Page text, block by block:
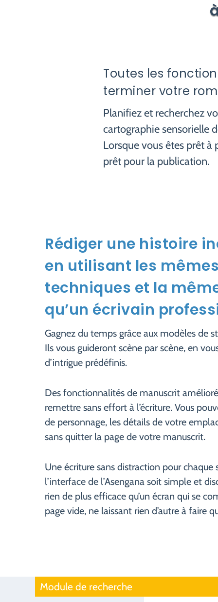
Toutes les
terminer votre
Planifiez et recherchez
cartographie sensorielle
Lorsque vous êtes prêt
prêt pour la publication.
Rédiger une histoire
en utilisant les mêmes
techniques et la
qu’un écrivain
Gagnez du temps grâce aux modèles de
Ils vous guideront scène par scène, en
d’intrigue prédéfinis.
Des fonctionnalités de manuscrit
remettre sans effort à l’écriture. Vous
de personnage, les détails de votre
sans quitter la page de votre manuscrit.
Une écriture sans distraction pour chaque
l’interface de l’Asengana soit simple et
rien de plus efficace qu’un écran qui se
page vide, ne laissant rien d’autre à faire
Module de recherche